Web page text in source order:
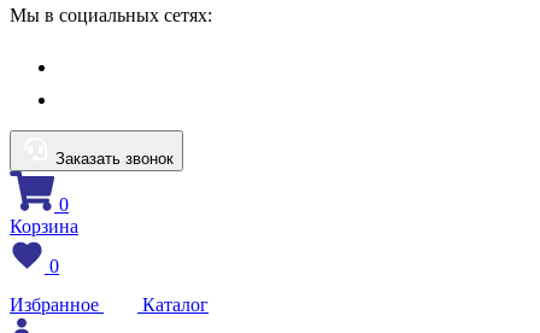
Мы в социальных сетях:
Заказать звонок
0
Корзина
0
Избранное
Каталог